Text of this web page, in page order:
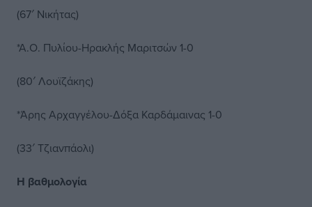
(67′ Νικήτας)
*Α.Ο. Πυλίου-Ηρακλής Μαριτσών 1-0
(80′ Λουϊζάκης)
*Άρης Αρχαγγέλου-Δόξα Καρδάμαινας 1-0
(33′ Τζιανπάολι)
Η βαθμολογία